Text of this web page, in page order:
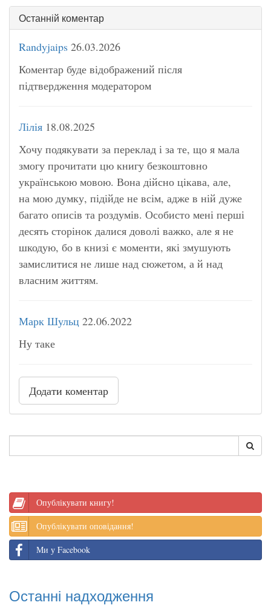
Останній коментар
Randyjaips 26.03.2026
Коментар буде відображений після
підтвердження модератором
Лілія 18.08.2025
Хочу подякувати за переклад і за те, що я мала
змогу прочитати цю книгу безкоштовно
українською мовою. Вона дійсно цікава, але,
на мою думку, підійде не всім, адже в ній дуже
багато описів та роздумів. Особисто мені перші
десять сторінок далися доволі важко, але я не
шкодую, бо в книзі є моменти, які змушують
замислитися не лише над сюжетом, а й над
власним життям.
Марк Шульц 22.06.2022
Ну таке
Додати коментар
Опублікувати книгу!
Опублікувати оповідання!
Ми у Facebook
Останні надходження